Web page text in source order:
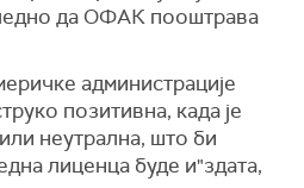
да ОФАК пооштрава
администрације
позитивна, када је
неутрална, што би
лиценца буде и"здата,